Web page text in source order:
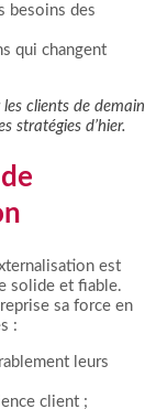
besoins des
qui changent
clients de demain
stratégies d’hier.
est
solide et fiable.
sa force en
:
leurs
client ;